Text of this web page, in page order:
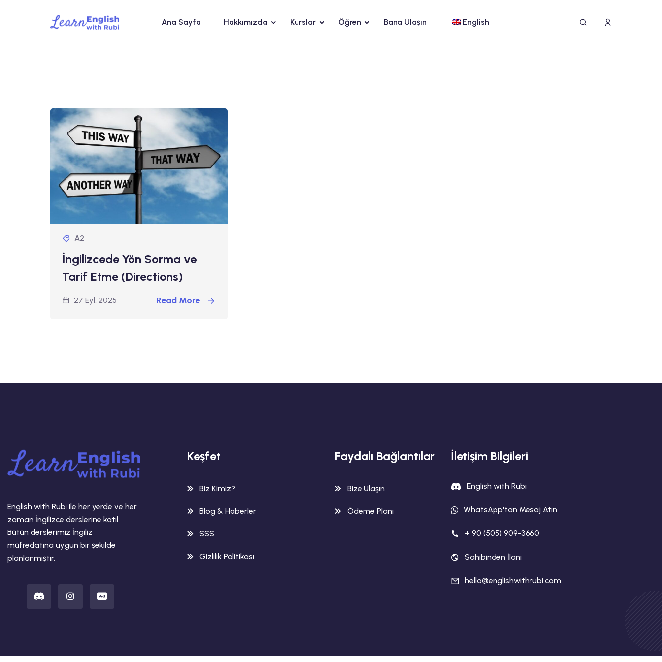
Ana Sayfa Hakkımızda Kurslar Öğren Bana Ulaşın English
A2
İngilizcede Yön Sorma ve
Tarif Etme (Directions)
27 Eyl, 2025 Read More
English with Rubi ile her yerde ve her
zaman İngilizce derslerine katıl.
Bütün derslerimiz İngiliz
müfredatına uygun bir şekilde
planlanmıştır.
Keşfet
Biz Kimiz?
Blog & Haberler
SSS
Gizlilik Politikası
Faydalı Bağlantılar
Bize Ulaşın
Ödeme Planı
İletişim Bilgileri
English with Rubi
WhatsApp'tan Mesaj Atın
+ 90 (505) 909-3660
Sahibinden İlanı
hello@englishwithrubi.com